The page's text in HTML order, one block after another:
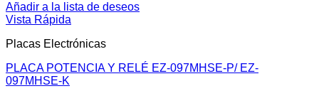
Añadir a la lista de deseos
Vista Rápida
Placas Electrónicas
PLACA POTENCIA Y RELÉ EZ-097MHSE-P/ EZ-
097MHSE-K